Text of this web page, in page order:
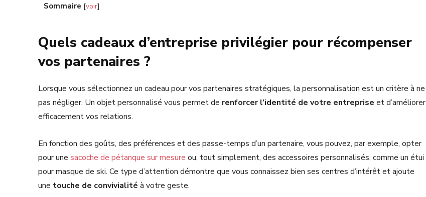
Sommaire [voir]
Quels cadeaux d’entreprise privilégier pour récompenser
vos partenaires ?
Lorsque vous sélectionnez un cadeau pour vos partenaires stratégiques, la personnalisation est un critère à ne
pas négliger. Un objet personnalisé vous permet de renforcer l’identité de votre entreprise et d’améliorer
efficacement vos relations.
En fonction des goûts, des préférences et des passe-temps d’un partenaire, vous pouvez, par exemple, opter
pour une sacoche de pétanque sur mesure ou, tout simplement, des accessoires personnalisés, comme un étui
pour masque de ski. Ce type d’attention démontre que vous connaissez bien ses centres d’intérêt et ajoute
une touche de convivialité à votre geste.